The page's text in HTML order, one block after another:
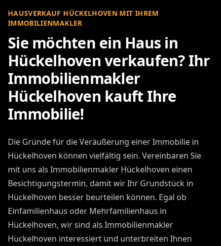
HAUSVERKAUF HÜCKELHOVEN MIT IHREM
IMMOBILIENMAKLER
Sie möchten ein Haus in
Hückelhoven verkaufen? Ihr
Immobilienmakler
Hückelhoven kauft Ihre
Immobilie!
Die Gründe für die Veräußerung einer Immobilie in
Hückelhoven können vielfältig sein. Vereinbaren Sie
mit uns als Immobilienmakler Hückelhoven einen
Besichtigungstermin, damit wir Ihr Grundstück in
Hückelhoven besser beurteilen können. Egal ob
Einfamilienhaus oder Mehrfamilienhaus in
Hückelhoven, wir sind als Immobilienmakler
Hückelhoven interessiert und unterbreiten Ihnen